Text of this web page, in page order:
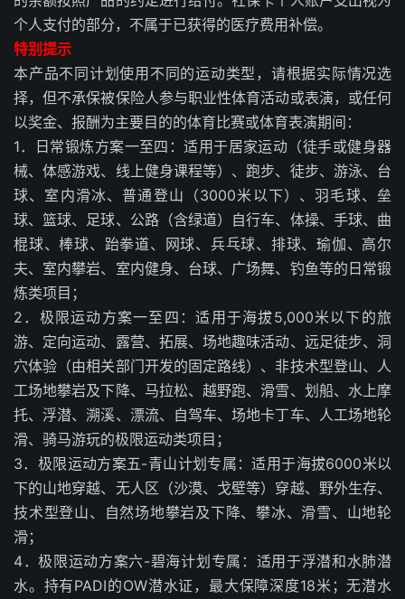
个人支付的部分，不属于已获得的医疗费用补偿。
特别提示
本产品不同计划使用不同的运动类型，请根据实际情况选
择，但不承保被保险人参与职业性体育活动或表演，或任何
以奖金、报酬为主要目的的体育比赛或体育表演期间：
1．日常锻炼方案一至四：适用于居家运动（徒手或健身器
械、体感游戏、线上健身课程等）、跑步、徒步、游泳、台
球、室内滑冰、普通登山（3000米以下）、羽毛球、垒
球、篮球、足球、公路（含绿道）自行车、体操、手球、曲
棍球、棒球、跆拳道、网球、兵乓球、排球、瑜伽、高尔
夫、室内攀岩、室内健身、台球、广场舞、钓鱼等的日常锻
炼类项目；
2．极限运动方案一至四：适用于海拔5,000米以下的旅
游、定向运动、露营、拓展、场地趣味活动、远足徒步、洞
穴体验（由相关部门开发的固定路线）、非技术型登山、人
工场地攀岩及下降、马拉松、越野跑、滑雪、划船、水上摩
托、浮潜、溯溪、漂流、自驾车、场地卡丁车、人工场地轮
滑、骑马游玩的极限运动类项目；
3．极限运动方案五-青山计划专属：适用于海拔6000米以
下的山地穿越、无人区（沙漠、戈壁等）穿越、野外生存、
技术型登山、自然场地攀岩及下降、攀冰、滑雪、山地轮
滑；
4．极限运动方案六-碧海计划专属：适用于浮潜和水肺潜
水。持有PADI的OW潜水证，最大保障深度18米；无潜水